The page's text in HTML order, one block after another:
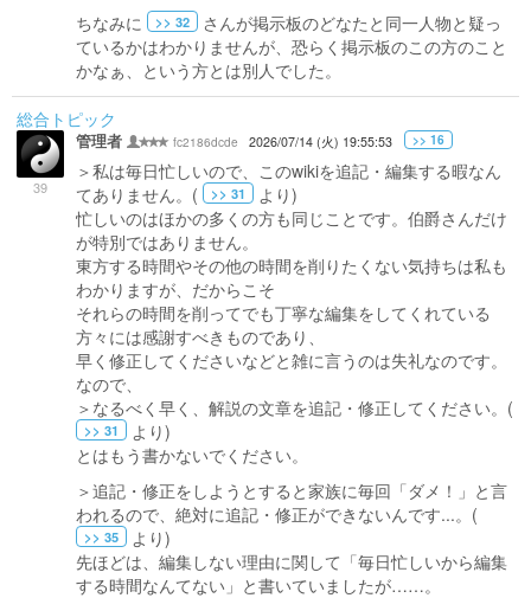
ちなみに
>> 32
さんが掲示板のどなたと同一人物と疑っ
ているかはわかりませんが、恐らく掲示板のこの方のこと
かなぁ、という方とは別人でした。
総合トピック
39
管理者 fc2186dcde 2026/07/14 (火) 19:55:53 >> 16
＞私は毎日忙しいので、このwikiを追記・編集する暇なん
てありません。(
>> 31
より)
忙しいのはほかの多くの方も同じことです。伯爵さんだけ
が特別ではありません。
東方する時間やその他の時間を削りたくない気持ちは私も
わかりますが、だからこそ
それらの時間を削ってでも丁寧な編集をしてくれている
方々には感謝すべきものであり、
早く修正してくださいなどと雑に言うのは失礼なのです。
なので、
＞なるべく早く、解説の文章を追記・修正してください。(
>> 31
より)
とはもう書かないでください。
＞追記・修正をしようとすると家族に毎回「ダメ！」と言
われるので、絶対に追記・修正ができないんです...。(
>> 35
より)
先ほどは、編集しない理由に関して「毎日忙しいから編集
する時間なんてない」と書いていましたが……。